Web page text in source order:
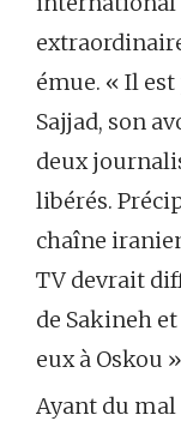
émue. « Il
Sajjad, son
deux
libérés.
chaîne
TV devrait
de Sakineh
eux à Oskou
Ayant du